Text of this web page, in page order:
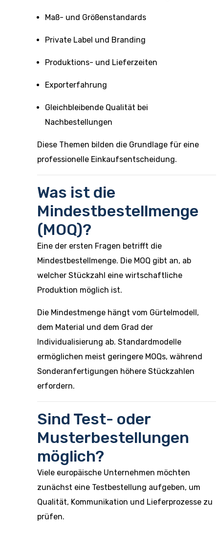
Maß- und Größenstandards
Private Label und Branding
Produktions- und Lieferzeiten
Exporterfahrung
Gleichbleibende Qualität bei
Nachbestellungen
Diese Themen bilden die Grundlage für eine
professionelle Einkaufsentscheidung.
Was ist die
Mindestbestellmenge
(MOQ)?
Eine der ersten Fragen betrifft die
Mindestbestellmenge. Die MOQ gibt an, ab
welcher Stückzahl eine wirtschaftliche
Produktion möglich ist.
Die Mindestmenge hängt vom Gürtelmodell,
dem Material und dem Grad der
Individualisierung ab. Standardmodelle
ermöglichen meist geringere MOQs, während
Sonderanfertigungen höhere Stückzahlen
erfordern.
Sind Test- oder
Musterbestellungen
möglich?
Viele europäische Unternehmen möchten
zunächst eine Testbestellung aufgeben, um
Qualität, Kommunikation und Lieferprozesse zu
prüfen.